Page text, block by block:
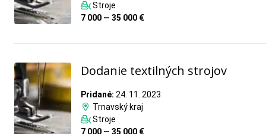
Stroje
7 000 — 35 000 €
Dodanie textilných strojov
Pridané: 24. 11. 2023
Trnavský kraj
Stroje
7 000 — 35 000 €